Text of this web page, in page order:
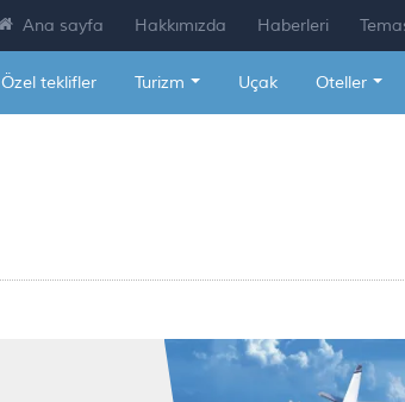
Ana sayfa Hakkımızda Haberleri
Özel teklifler Turizm Uçak Oteller